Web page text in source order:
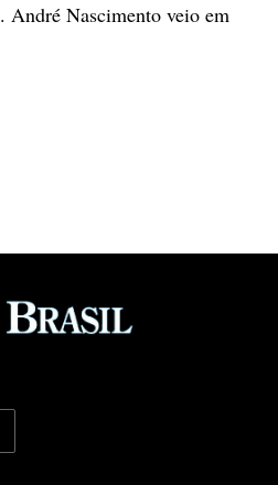
André Nascimento veio em